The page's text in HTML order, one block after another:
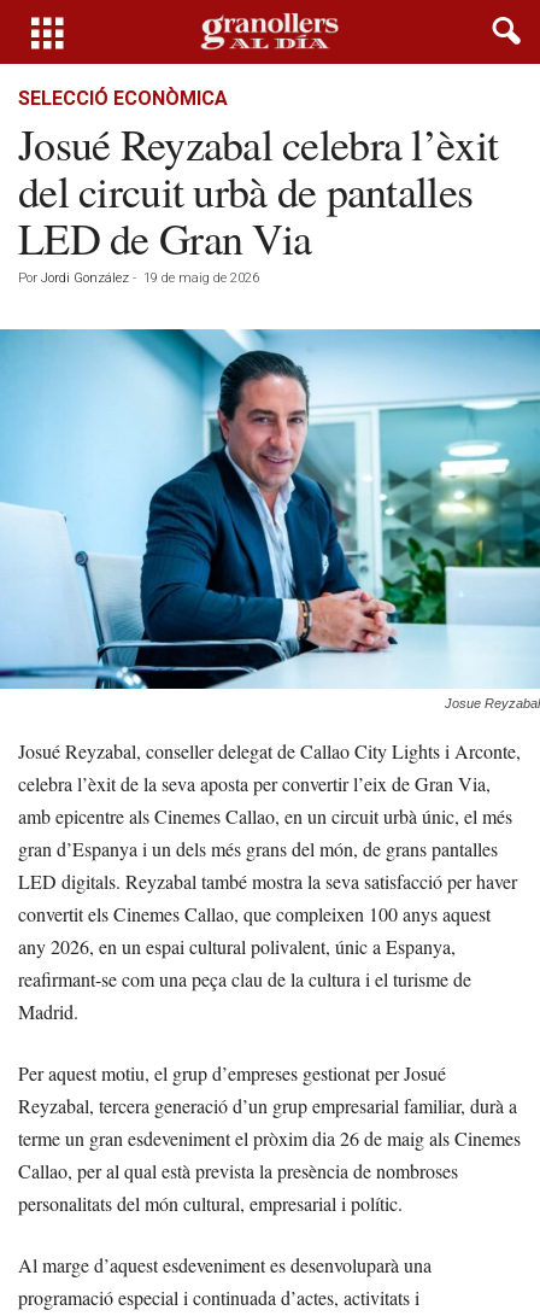
SELECCIÓ ECONÒMICA
Josué Reyzabal celebra l’èxit
del circuit urbà de pantalles
LED de Gran Via
Por Jordi González - 19 de maig de 2026
Josue Reyzabal
Josué Reyzabal, conseller delegat de Callao City Lights i Arconte,
celebra l’èxit de la seva aposta per convertir l’eix de Gran Via,
amb epicentre als Cinemes Callao, en un circuit urbà únic, el més
gran d’Espanya i un dels més grans del món, de grans pantalles
LED digitals. Reyzabal també mostra la seva satisfacció per haver
convertit els Cinemes Callao, que compleixen 100 anys aquest
any 2026, en un espai cultural polivalent, únic a Espanya,
reafirmant-se com una peça clau de la cultura i el turisme de
Madrid.
Per aquest motiu, el grup d’empreses gestionat per Josué
Reyzabal, tercera generació d’un grup empresarial familiar, durà a
terme un gran esdeveniment el pròxim dia 26 de maig als Cinemes
Callao, per al qual està prevista la presència de nombroses
personalitats del món cultural, empresarial i polític.
Al marge d’aquest esdeveniment es desenvoluparà una
programació especial i continuada d’actes, activitats i